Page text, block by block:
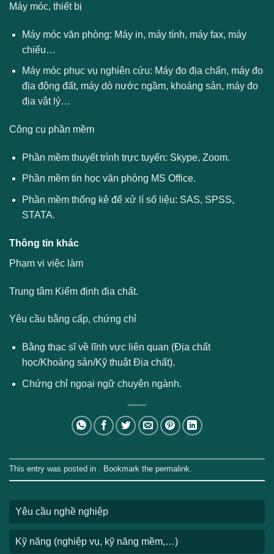
Yêu cầu nghề nghiệp
Kỹ năng (nghiệp vụ, kỹ năng mềm,…)
Máy móc, thiết bị
Máy móc văn phòng: Máy in, máy tính, máy fax, máy
chiếu…
Máy móc phục vụ nghiên cứu: Máy đo địa chấn, máy đo
địa động đất, máy dò nước ngầm, khoáng sản, máy đo
địa vật lý…
Công cụ phần mềm
Phần mềm thuyết trình trực tuyến: Skype, Zoom.
Phần mềm tin học văn phòng MS Office.
Phần mềm thống kê để xử lí số liệu: SAS, SPSS,
STATA.
Thông tin khác
Phạm vi việc làm
Trung tâm Kiểm định địa chất.
Yêu cầu bằng cấp, chứng chỉ
Bằng thạc sĩ về lĩnh vực liên quan (Địa chất
học/Khoáng sản/Kỹ thuật Địa chất).
Chứng chỉ ngoại ngữ chuyên ngành.
This entry was posted in . Bookmark the permalink.